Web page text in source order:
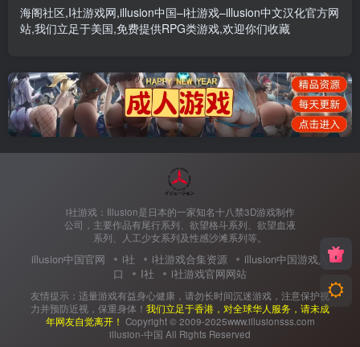
海阁社区,I社游戏网,illusion中国–i社游戏–illusion中文汉化官方网
站,我们立足于美国,免费提供RPG类游戏,欢迎你们收藏
i社游戏：Illusion是日本的一家知名十八禁3D游戏制作
公司，主要作品有尾行系列、欲望格斗系列、欲望血液
系列、人工少女系列及性感沙滩系列等。
illusion中国官网 i社 i社游戏合集资源
illusion中国游戏入
口
I社 i社游戏官网网站
友情提示：适量游戏有益身心健康，请勿长时间沉迷游戏，注意保护视
力并预防近视，保重身体！ 我们立足于香港，对全球华人服务，请未成
年网友自觉离开！ Copyright © 2009-2025www.illusionsss.com
illusion-中国 All Rights Reserved